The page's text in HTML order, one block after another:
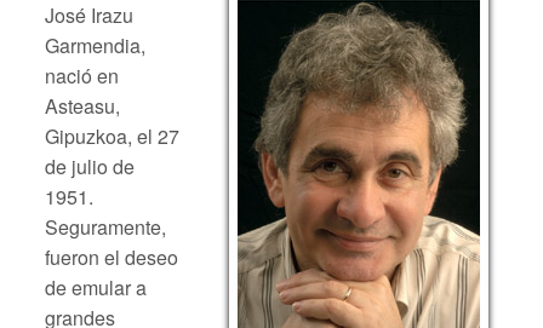
José Irazu
Garmendia,
nació en
Asteasu,
Gipuzkoa, el 27
de julio de
1951.
Seguramente,
fueron el deseo
de emular a
grandes